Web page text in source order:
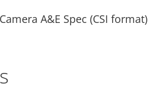
A&E Spec (CSI format)